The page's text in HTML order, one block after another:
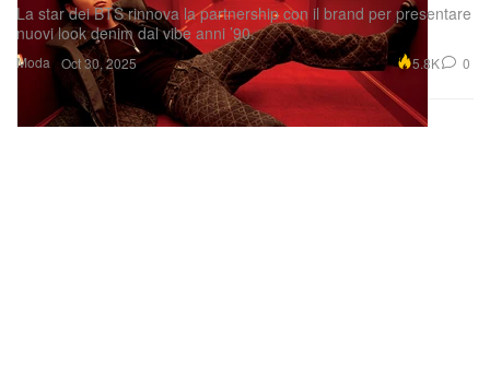
Moda
La star dei BTS rinnova la partnership con il brand per presentare
nuovi look denim dal vibe anni ’90.
Oct 30, 2025 5.8K 0